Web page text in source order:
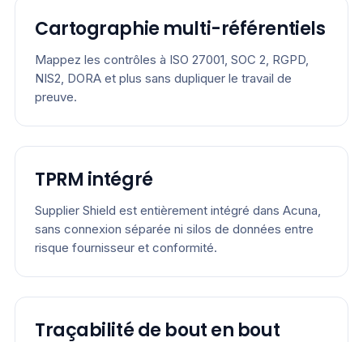
Cartographie multi-référentiels
Mappez les contrôles à ISO 27001, SOC 2, RGPD,
NIS2, DORA et plus sans dupliquer le travail de
preuve.
TPRM intégré
Supplier Shield est entièrement intégré dans Acuna,
sans connexion séparée ni silos de données entre
risque fournisseur et conformité.
Traçabilité de bout en bout